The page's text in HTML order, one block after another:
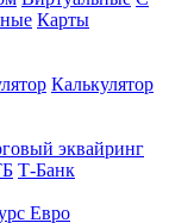
Карты
Калькулятор
эквайринг
Т-Банк
Евро